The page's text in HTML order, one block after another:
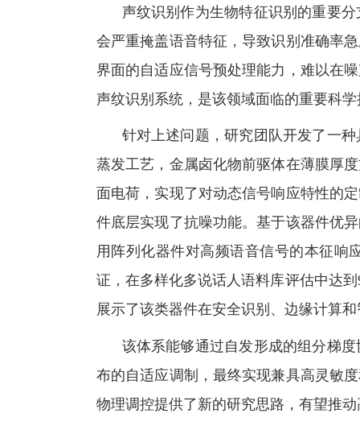
声纹识别作为生物特征识别的重要
会严重掩盖语音特征，导致识别准确率
界面的自适应信号预处理能力，难以在
声纹识别系统，是该领域面临的重要科
针对上述问题，研究团队开发了一
蒸发工艺，金属卤化物前驱体在薄膜厚
面电荷，实现了对动态信号响应特性的
件底层实现了抗噪功能。基于该器件优
用阵列化器件对高频语音信号的本征响
证，在多样化多说话人语料库评估中达到
展示了该类器件在安全识别、边缘计算
该体系能够通过自发形成的组分梯
布的自适应调制，最终实现兼具高灵敏
物理调控提供了新的研究思路，有望推